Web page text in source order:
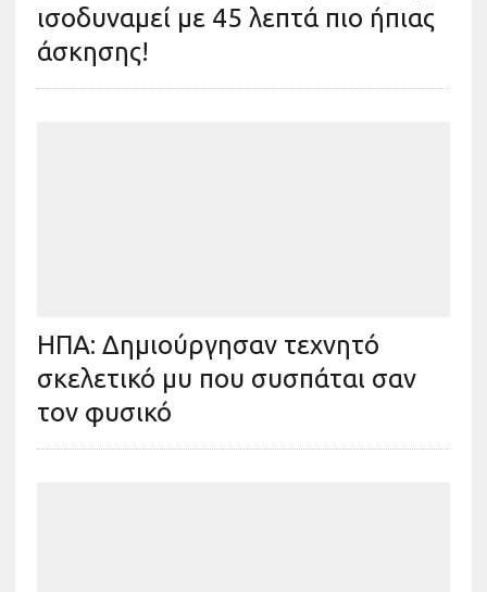
ισοδυναμεί με 45 λεπτά πιο ήπιας
άσκησης!
ΗΠΑ: Δημιούργησαν τεχνητό
σκελετικό μυ που συσπάται σαν
τον φυσικό